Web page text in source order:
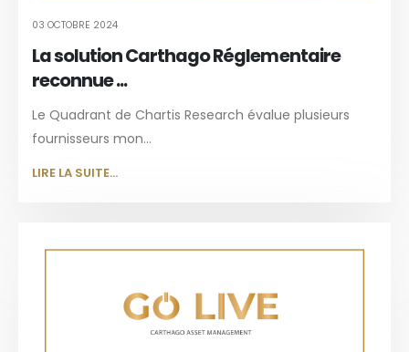
03 OCTOBRE 2024
La solution Carthago Réglementaire
reconnue ...
Le Quadrant de Chartis Research évalue plusieurs
fournisseurs mon...
LIRE LA SUITE...